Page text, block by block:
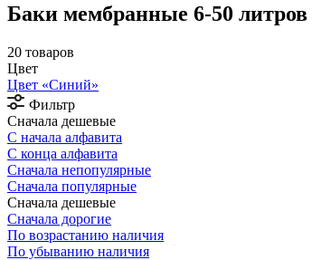
Баки мембранные 6-50 литров
20 товаров
Цвет
Цвет «Синий»
Фильтр
Сначала дешевые
С начала алфавита
С конца алфавита
Сначала непопулярные
Сначала популярные
Сначала дешевые
Сначала дорогие
По возрастанию наличия
По убыванию наличия